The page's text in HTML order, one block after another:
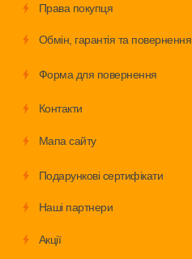
Права покупця
Обмiн, гарантія та повернення
Форма для повернення
Контакти
Мапа сайту
Подарункові сертифікати
Наші партнери
Акції